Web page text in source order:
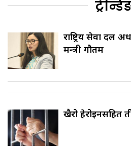
राष्ट्रिय सेवा दल
मन्त्री गौतम
खैरो हेरोइनसहित